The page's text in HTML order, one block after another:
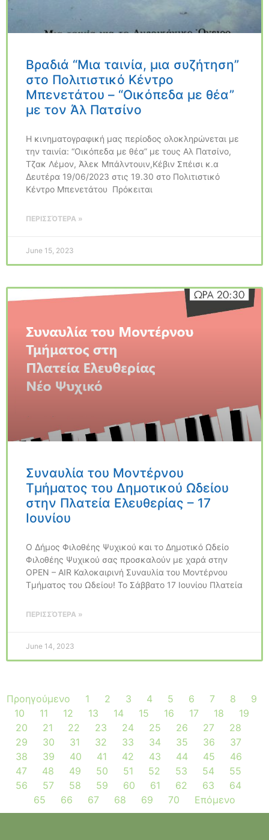
Βραδιά “Μια ταινία, μια συζήτηση”
στο Πολιτιστικό Κέντρο
Μπενετάτου – “Οικόπεδα με θέα”
με τον Άλ Πατσίνο
Η κινηματογραφική μας περίοδος ολοκληρώνεται με
την ταινία: “Οικόπεδα με θέα” με τους Αλ Πατσίνο,
Τζακ Λέμον, Άλεκ Μπάλντουιν,Κέβιν Σπέισι κ.α
Δευτέρα 19/06/2023 στις 19.30 στο Πολιτιστικό
Κέντρο Μπενετάτου Πρόκειται
ΠΕΡΙΣΣΌΤΕΡΑ »
June 15, 2023
Συναυλία του Μοντέρνου
Τμήματος του Δημοτικού Ωδείου
στην Πλατεία Ελευθερίας – 17
Ιουνίου
Ο Δήμος Φιλοθέης Ψυχικού και το Δημοτικό Ωδείο
Φιλοθέης Ψυχικού σας προσκαλούν με χαρά στην
OPEN – AIR Καλοκαιρινή Συναυλία του Μοντέρνου
Τμήματος του Ωδείου! Το Σάββατο 17 Ιουνίου Πλατεία
ΠΕΡΙΣΣΌΤΕΡΑ »
June 14, 2023
Προηγούμενο 1 2 3 4 5 6 7 8
9
10
11 12 13 14 15 16 17 18
19
20
21 22 23 24 25 26 27
28
29
30 31 32 33 34 35 36
37
38
39 40 41 42 43 44 45
46
47
48 49 50 51 52 53 54
55
56
57 58 59 60 61 62 63
64
65
66 67 68 69 70 Επόμενο